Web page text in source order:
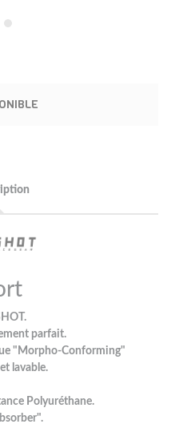
parfait.
"Morpho-Conforming"
lavable.
Polyuréthane.